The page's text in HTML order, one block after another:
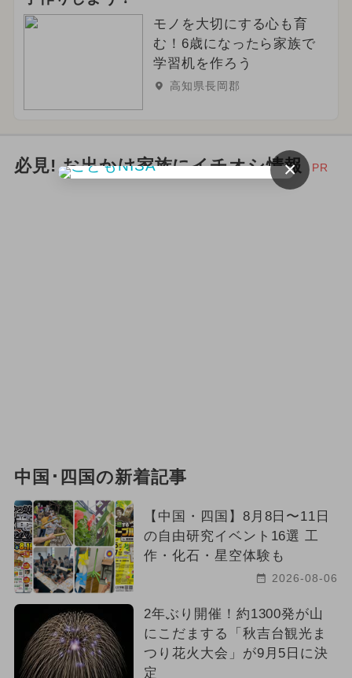
モノを大切にする心も育
む！6歳になったら家族で
学習机を作ろう
高知県長岡郡
必見! お出かけ家族にイチオシ情報 PR
中国･四国の新着記事
【中国・四国】8月8日〜11日
の自由研究イベント16選 工
作・化石・星空体験も
2026-08-06
2年ぶり開催！約1300発が山
にこだまする「秋吉台観光ま
つり花火大会」が9月5日に決
定
×